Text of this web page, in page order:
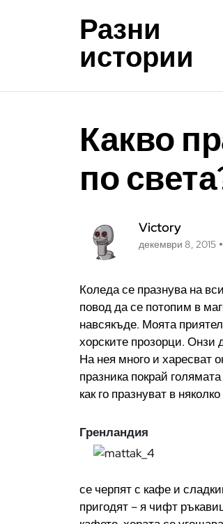
Разни
истории
Какво
по
Victory
декември 8, 2015
Коледа се празнува на
повод да се потопим в
навсякъде. Моята
хорските прозорци. Онзи
На нея много и харесват
празника покрай
как го празнуват в
Гренландия
се черпят с кафе и
пригодят – я чифт